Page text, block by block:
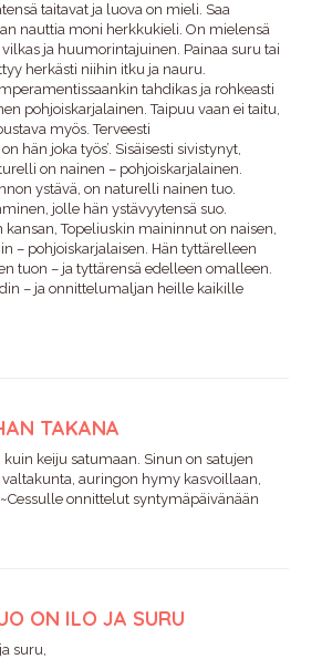
taitavat ja luova on mieli. Saa
nauttia moni herkkukieli. On mielensä
ja huumorintajuinen. Painaa suru tai
herkästi niihin itku ja nauru.
tahdikas ja rohkeasti
pohjoiskarjalainen. Taipuu vaan ei taitu,
myös. Terveesti
hän joka työs’. Sisäisesti sivistynyt,
on nainen – pohjoiskarjalainen.
ystävä, on naturelli nainen tuo.
jolle hän ystävyytensä suo.
Topeliuskin maininnut on naisen,
– pohjoiskarjalaisen. Hän tyttärelleen
tuon – ja tyttärensä edelleen omalleen.
– ja onnittelumaljan heille kaikille
TAKANA
kuin keiju satumaan. Sinun on satujen
auringon hymy kasvoillaan,
onnittelut syntymäpäivänään
ON ILO JA SURU
suru,